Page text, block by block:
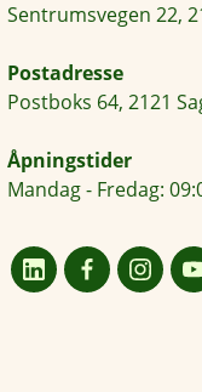
Sentrumsvegen 22,
Postadresse
Postboks 64, 2121
Åpningstider
Mandag - Fredag: